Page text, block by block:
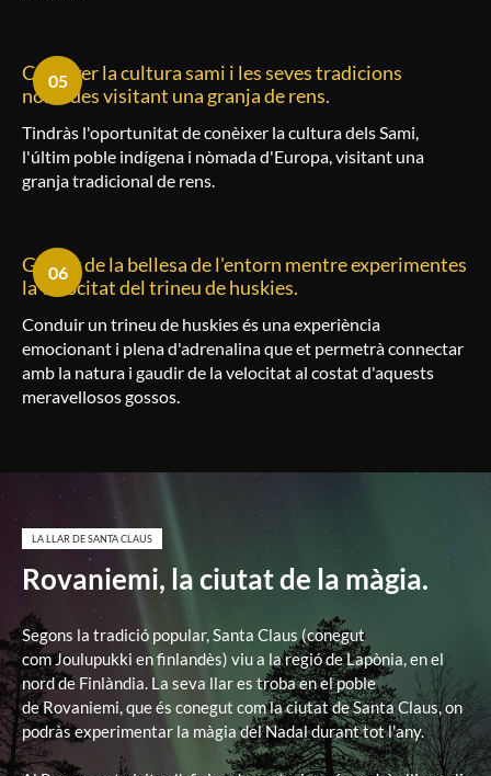
Conèixer la cultura sami i les seves tradicions
nòmades visitant una granja de rens.
05
Tindràs l'oportunitat de conèixer la cultura dels Sami,
l'últim poble indígena i nòmada d'Europa, visitant una
granja tradicional de rens.
Gaudir de la bellesa de l'entorn mentre experimentes
la velocitat del trineu de huskies.
06
Conduir un trineu de huskiesés una experiència
emocionant i plena d'adrenalina que et permetrà connectar
amb la natura i gaudir de la velocitat al costat d'aquests
meravellosos gossos.
LA LLAR DE SANTA CLAUS
Rovaniemi, la ciutat de la màgia.
Segons la tradició popular, Santa Claus (conegut
comJoulupukki en finlandès) viu a la regió de Lapònia, en el
nord de Finlàndia. La seva llar es troba en el poble
deRovaniemi, que és conegut com la ciutat de Santa Claus, on
podràs experimentar la màgia del Nadal durant tot l'any.